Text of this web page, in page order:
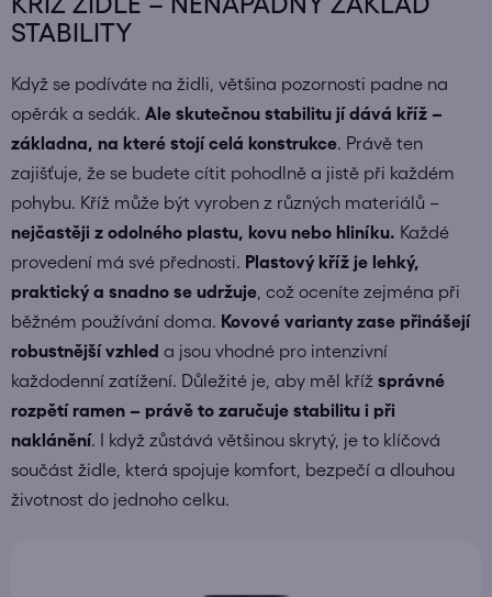
STABILITY
Když se podíváte na židli, většina pozornosti padne na
opěrák a sedák. Ale skutečnou stabilitu jí dává kříž –
základna, na které stojí celá konstrukce. Právě ten
zajišťuje, že se budete cítit pohodlně a jistě při každém
pohybu. Kříž může být vyroben z různých materiálů –
nejčastěji z odolného plastu, kovu nebo hliníku. Každé
provedení má své přednosti. Plastový kříž je lehký,
praktický a snadno se udržuje , což oceníte zejména při
běžném používání doma. Kovové varianty zase přinášejí
robustnější vzhled a jsou vhodné pro intenzivní
každodenní zatížení. Důležité je, aby měl kříž správné
rozpětí ramen – právě to zaručuje stabilitu i při
naklánění. I když zůstává většinou skrytý, je to klíčová
součást židle, která spojuje komfort, bezpečí a dlouhou
životnost do jednoho celku.